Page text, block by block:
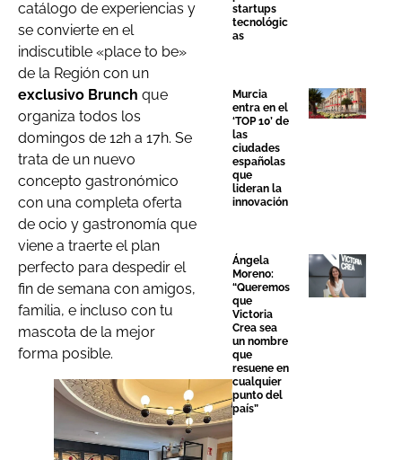
catálogo de experiencias y
se convierte en el
indiscutible «place to be»
de la Región con un
exclusivo Brunch que
organiza todos los
domingos de 12h a 17h. Se
trata de un nuevo
concepto gastronómico
con una completa oferta
de ocio y gastronomía que
viene a traerte el plan
perfecto para despedir el
fin de semana con amigos,
familia, e incluso con tu
mascota de la mejor
forma posible.
startups
tecnológic
as
Murcia
entra en el
‘TOP 10’ de
las
ciudades
españolas
que
lideran la
innovación
Ángela
Moreno:
“Queremos
que
Victoria
Crea sea
un nombre
que
resuene en
cualquier
punto del
país”